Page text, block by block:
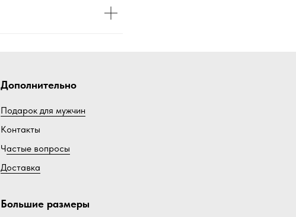
Дополнительно
Подарок для мужчин
Контакты
Частые вопросы
Доставка
Большие размеры